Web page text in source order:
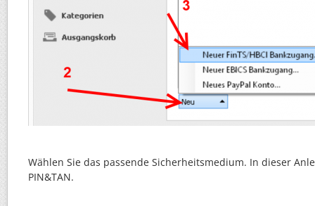
Wählen Sie das passende Sicherheitsmedium. In dieser
PIN&TAN.